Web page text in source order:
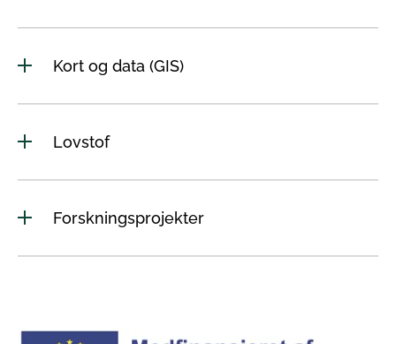
Kort og data (GIS)
Lovstof
Forskningsprojekter